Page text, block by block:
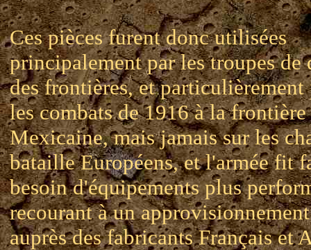
Ces pièces furent donc utilisées
principalement par les troupes de
des frontières, et particulièrement
les combats de 1916 à la frontière
Mexicaine, mais jamais sur les
bataille Européens, et l'armée fit
besoin d'équipements plus
recourant à un
auprès des fabricants Français et